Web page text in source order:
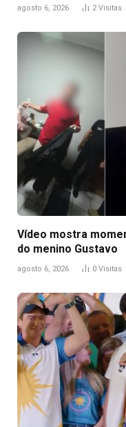
agosto 6, 2026 2Visitas
Vídeo mostra
do menino Gustavo
agosto 6, 2026 0 Visitas